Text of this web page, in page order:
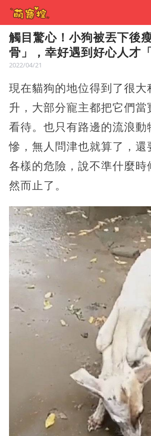
觸目驚心！小狗被丟下後
骨」，幸好遇到好心人才
2022/04/21
現在貓狗的地位得到了很大
升，大部分寵主都把它們當
看待。也只有路邊的流浪動
慘，無人問津也就算了，還
各樣的危險，說不準什麼時
然而止了。